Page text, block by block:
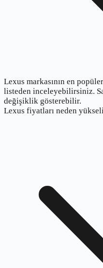
Lexus markasının en
listeden inceleyebilirsiniz.
değişiklik gösterebilir.
Lexus fiyatları neden